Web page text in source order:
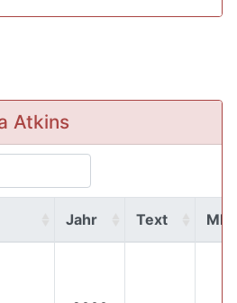
Atkins
Jahr Text